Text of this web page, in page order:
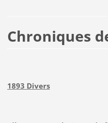
Chroniques
1893 Divers